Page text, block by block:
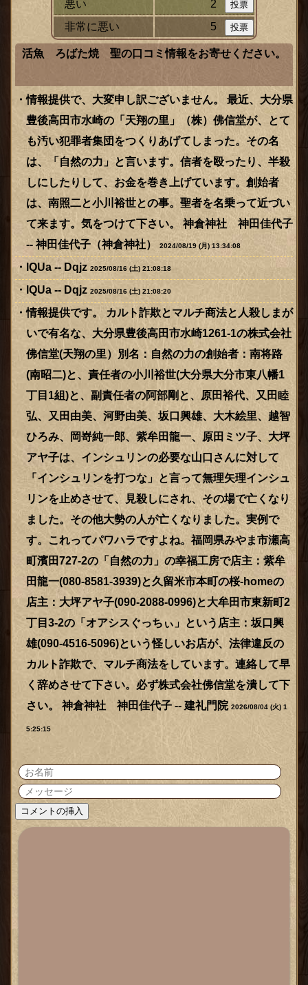
悪い
2
非常に悪い
5
活魚 ろばた焼 聖の口コミ情報をお寄せください。
情報提供で、大変申し訳ございません。 最近、大分県
豊後高田市水崎の「天翔の里」（株）佛信堂が、とて
も汚い犯罪者集団をつくりあげてしまった。その名
は、「自然の力」と言います。信者を殴ったり、半殺
しにしたりして、お金を巻き上げています。創始者
は、南照二と小川裕世との事。聖者を名乗って近づい
て来ます。気をつけて下さい。 神倉神社 神田佳代子
-- 神田佳代子（神倉神社）
2024/08/19 (月) 13:34:08
lQUa -- Dqjz2025/08/16 (土) 21:08:18
lQUa -- Dqjz 2025/08/16 (土) 21:08:20
情報提供です。 カルト詐欺とマルチ商法と人殺しまが
いで有名な、大分県豊後高田市水崎1261-1の株式会社
佛信堂(天翔の里）別名：自然の力の創始者：南将路
(南昭二)と、責任者の小川裕世(大分県大分市東八幡1
丁目1組)と、副責任者の阿部剛と、原田裕代、又田睦
弘、又田由美、河野由美、坂口興雄、大木絵里、越智
ひろみ、岡嵜純一郎、紫牟田龍一、原田ミツ子、大坪
アヤ子は、インシュリンの必要な山口さんに対して
「インシュリンを打つな」と言って無理矢理インシュ
リンを止めさせて、見殺しにされ、その場で亡くなり
ました。その他大勢の人が亡くなりました。実例で
す。これってパワハラですよね。福岡県みやま市瀬高
町濱田727-2の「自然の力」の幸福工房で店主：紫牟
田龍一(080-8581-3939)と久留米市本町の桜-homeの
店主：大坪アヤ子(090-2088-0996)と大牟田市東新町2
丁目3-2の「オアシスぐっちぃ」という店主：坂口興
雄(090-4516-5096)という怪しいお店が、法律違反の
カルト詐欺で、マルチ商法をしています。連絡して早
く辞めさせて下さい。必ず株式会社佛信堂を潰して下
さい。 神倉神社 神田佳代子 -- 建礼門院 2026/08/04 (火) 1
5:25:15